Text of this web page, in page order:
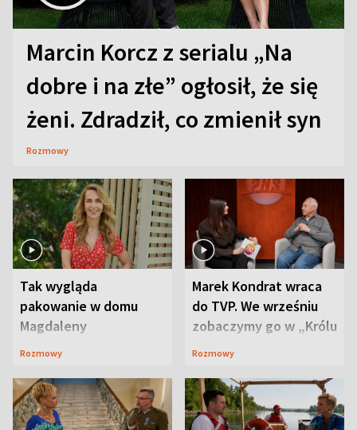
Marcin Korcz z serialu „Na
dobre i na złe” ogłosił, że się
żeni. Zdradził, co zmienił syn
Rozmowy
Tak wygląda
pakowanie w domu
Magdaleny
Waligórskiej-Lisieckiej.
Rozmowy
Marek Kondrat wraca
do TVP. We wrześniu
zobaczymy go w „Królu
Maciusiu I”
Rozmowy